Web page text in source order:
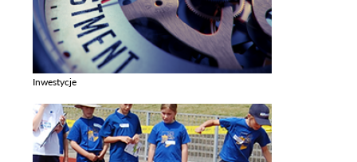
Inwestycje